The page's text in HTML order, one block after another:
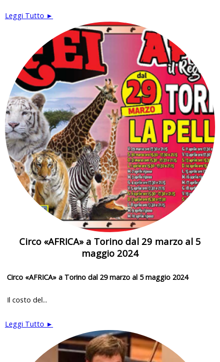
Leggi Tutto ►
Circo «AFRICA» a Torino dal 29 marzo al 5
maggio 2024
Circo «AFRICA» a Torino dal 29 marzo al 5 maggio 2024
Il costo del...
Leggi Tutto ►